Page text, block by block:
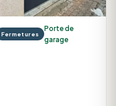
Fermetures
Porte de
garage